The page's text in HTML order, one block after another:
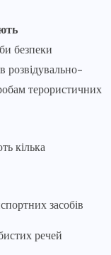
безпеки
розвідувально-
терористичних
кілька
засобів
речей